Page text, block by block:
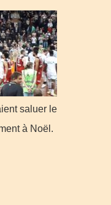
saluer le
à Noël.